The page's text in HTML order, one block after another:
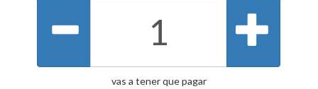
vas a tener que pagar